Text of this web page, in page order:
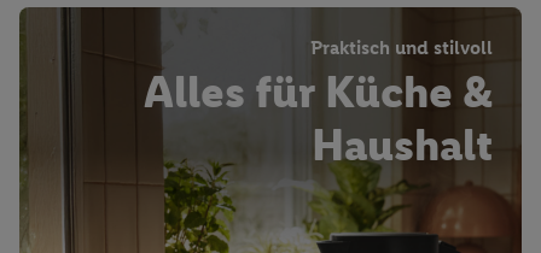
Praktisch und stilvoll
Alles für Küche &
Haushalt